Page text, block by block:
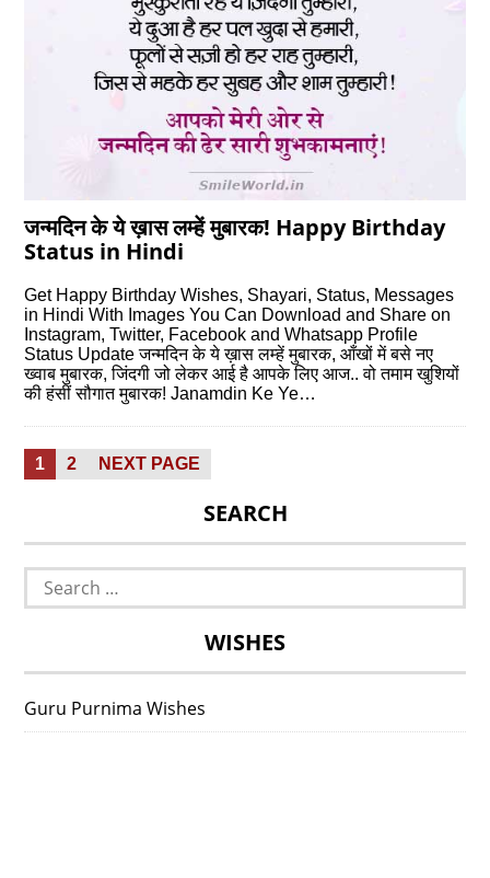
जन्मदिन के ये ख़ास लम्हें मुबारक! Happy Birthday
Status in Hindi
Get Happy Birthday Wishes, Shayari, Status, Messages
in Hindi With Images You Can Download and Share on
Instagram, Twitter, Facebook and Whatsapp Profile
Status Update जन्मदिन के ये ख़ास लम्हें मुबारक, आँखों में बसे नए
ख्वाब मुबारक, जिंदगी जो लेकर आई है आपके लिए आज.. वो तमाम खुशियों
की हंसीं सौगात मुबारक! Janamdin Ke Ye…
Posts
pagination
PAGE
1 PAGE
2 NEXT PAGE
SEARCH
Search
for:
WISHES
Guru Purnima Wishes